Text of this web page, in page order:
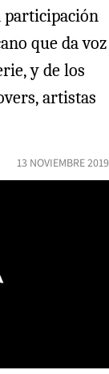
participación
que da voz
y de los
artistas
13 NOVIEMBRE 2019